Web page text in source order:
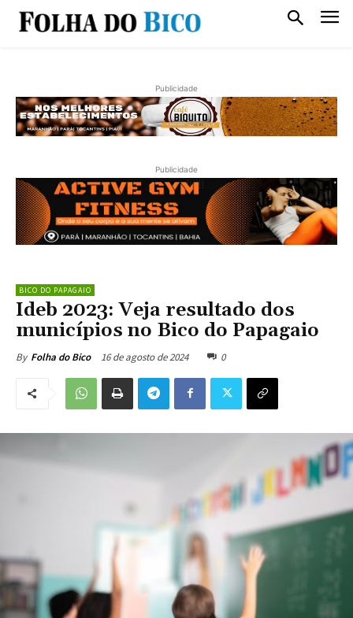
Publicidade
Publicidade
BICO DO PAPAGAIO
Ideb 2023: Veja resultado dos
municípios no Bico do Papagaio
By Folha do Bico 16 de agosto de 2024 0